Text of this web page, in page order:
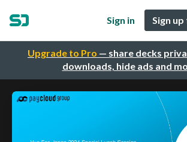
Upgrade to Pro — share decks
downloads, hide ads and
Sign in Sign